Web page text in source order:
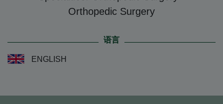
Orthopedic Surgery
语言
ENGLISH